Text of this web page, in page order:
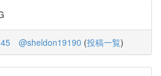
@sheldon19190 (投稿一覧)